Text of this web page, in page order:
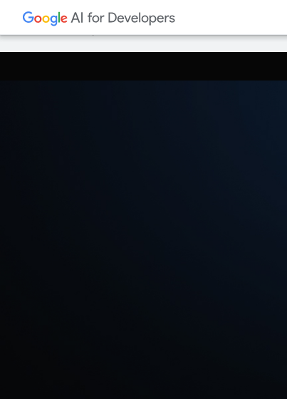
Google 会使用 AI 技术将内容翻译成